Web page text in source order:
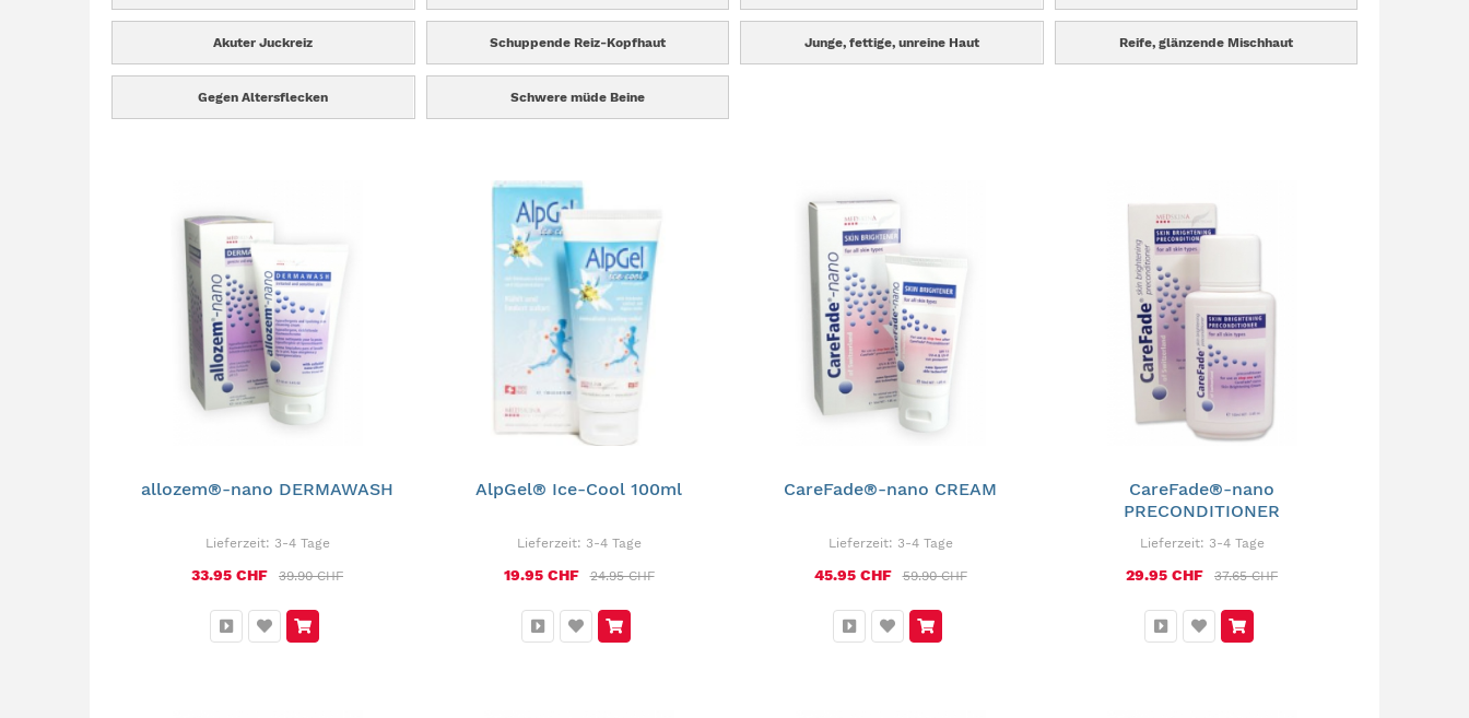
Akuter Juckreiz Schuppende Reiz-Kopfhaut Junge, fettige, unreine Haut Reife, glänzende Mischhaut
Gegen Altersflecken Schwere müde Beine
allozem®-nano DERMAWASH
Lieferzeit: 3-4 Tage
33.95 CHF 39.90 CHF
AlpGel® Ice-Cool 100ml
Lieferzeit: 3-4 Tage
19.95 CHF 24.95 CHF
CareFade®-nano CREAM
Lieferzeit: 3-4 Tage
45.95 CHF 59.90 CHF
CareFade®-nano
PRECONDITIONER
Lieferzeit: 3-4 Tage
29.95 CHF 37.65 CHF